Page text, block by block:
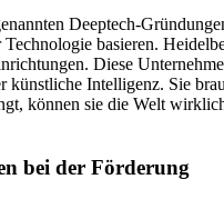
Deeptech-
basieren.
Diese
künstliche Intelligenz. Sie
können sie die Welt
bei der Förderung